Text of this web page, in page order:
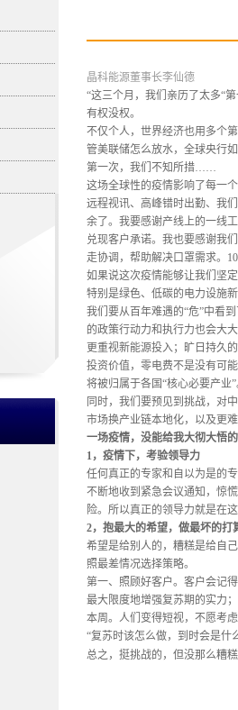
晶科能源董事长李仙德
“这三个月，我们亲历了太多“
有权没权。
不仅个人，世界经济也用多个
管美联储怎么放水，全球央行
第一次，我们不知所措……
这场全球性的疫情影响了每一
远程视讯、高峰错时出勤、我
余了。我要感谢产线上的一线
兑现客户承诺。我也要感谢我
走协调，帮助解决口罩需求。
如果说这次疫情能够让我们坚
特别是绿色、低碳的电力设施
我们要从百年难遇的“危”中看
的政策行动力和执行力也会大
更重视新能源投入；旷日持久
投资价值，零电费不是没有可
将被归属于各国“核心必要产业
同时，我们要预见到挑战，对
市场换产业链本地化，以及更
一场疫情，没能给我大彻大悟
1，疫情下，考验领导力
任何真正的专家和自以为是的
不断地收到紧急会议通知，惊
险。所以真正的领导力就是在
2，抱最大的希望，做最坏的打
希望是给别人的，糟糕是给自
照最差情况选择策略。
第一、照顾好客户。客户会记
最大限度地增强复苏期的实力
本周。人们变得短视，不愿考
“复苏时该怎么做，到时会是什
总之，挺挑战的，但没那么糟